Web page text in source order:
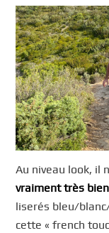
Au niveau look, il
vraiment très
liserés bleu/
cette « french